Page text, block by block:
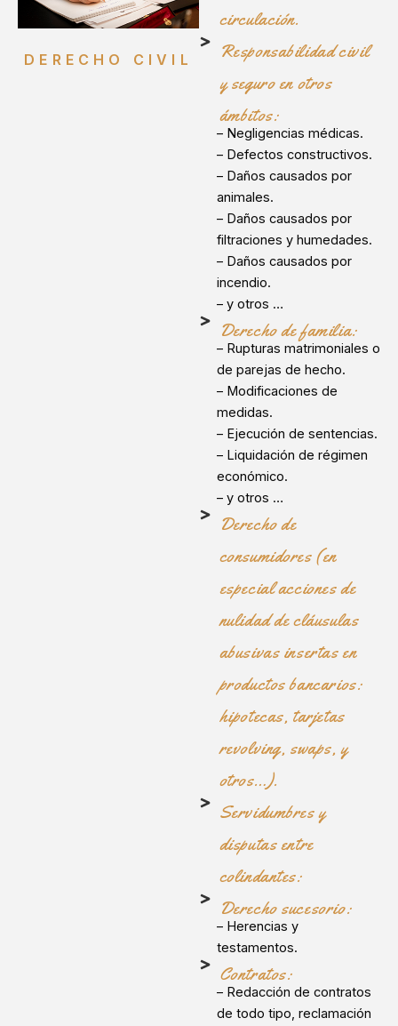
DERECHO CIVIL
circulación.
Responsabilidad civil
y seguro en otros
ámbitos:
– Negligencias médicas.
– Defectos constructivos.
– Daños causados por
animales.
– Daños causados por
filtraciones y humedades.
– Daños causados por
incendio.
– y otros …
Derecho de familia:
– Rupturas matrimoniales o
de parejas de hecho.
– Modificaciones de
medidas.
– Ejecución de sentencias.
– Liquidación de régimen
económico.
– y otros …
Derecho de
consumidores (en
especial acciones de
nulidad de cláusulas
abusivas insertas en
productos bancarios:
hipotecas, tarjetas
revolving, swaps, y
otros…).
Servidumbres y
disputas entre
colindantes:
Derecho sucesorio:
– Herencias y
testamentos.
Contratos:
– Redacción de contratos
de todo tipo, reclamación